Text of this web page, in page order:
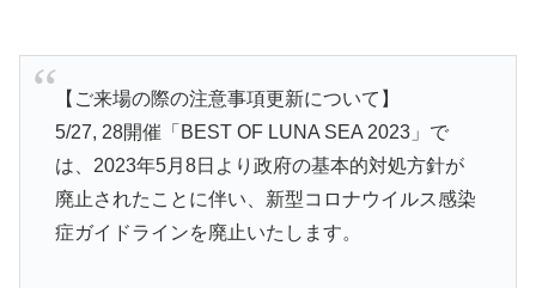
【ご来場の際の注意事項更新について】
5/27, 28開催「BEST OF LUNA SEA 2023」で
は、2023年5月8日より政府の基本的対処方針が
廃止されたことに伴い、新型コロナウイルス感染
症ガイドラインを廃止いたします。